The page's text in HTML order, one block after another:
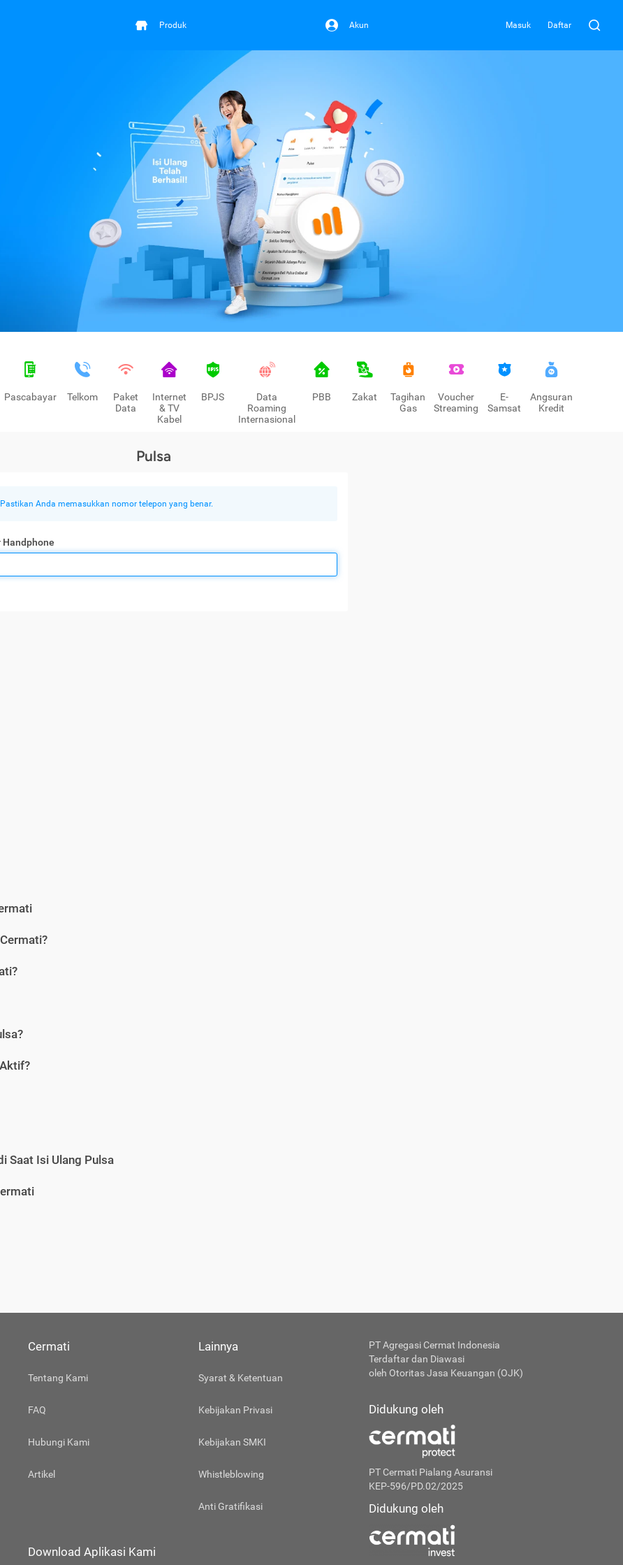
Produk Akun Masuk Daftar
Pascabayar Telkom
Paket
Data
Internet
& TV
Kabel
BPJS
Data
Roaming
Internasional
PBB Zakat
Tagihan
Gas
Voucher
Streaming
E-
Samsat
Angsuran
Kredit
Pulsa
Pastikan Anda memasukkan nomor telepon yang benar.
Handphone
Saat Isi Ulang Pulsa
Cermati
Tentang Kami
FAQ
Hubungi Kami
Artikel
Lainnya
Syarat & Ketentuan
Kebijakan Privasi
Kebijakan SMKI
Whistleblowing
Anti Gratifikasi
Download Aplikasi Kami
PT Agregasi Cermat Indonesia
Terdaftar dan Diawasi
oleh Otoritas Jasa Keuangan (OJK)
Didukung oleh
PT Cermati Pialang Asuransi
KEP-596/PD.02/2025
Didukung oleh